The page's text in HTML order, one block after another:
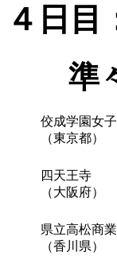
４日目
準
佼成学園女子
（東京都）
四天王寺
（大阪府）
県立高松商業
（香川県）